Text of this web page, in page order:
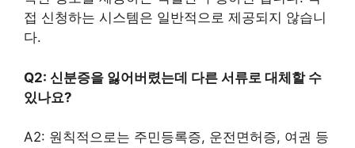
접 신청하는 시스템은 일반적으로 제공되지 않습니
다.
Q2: 신분증을 잃어버렸는데 다른 서류로 대체할 수
있나요?
A2: 원칙적으로는 주민등록증, 운전면허증, 여권 등